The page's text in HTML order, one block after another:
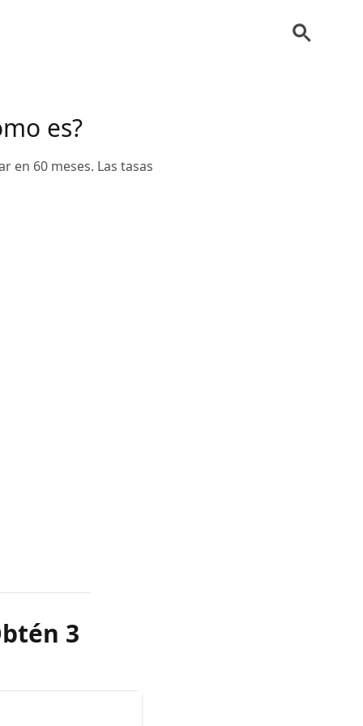
es?
en 60 meses. Las tasas
3